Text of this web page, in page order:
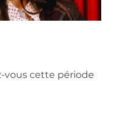
vous cette période